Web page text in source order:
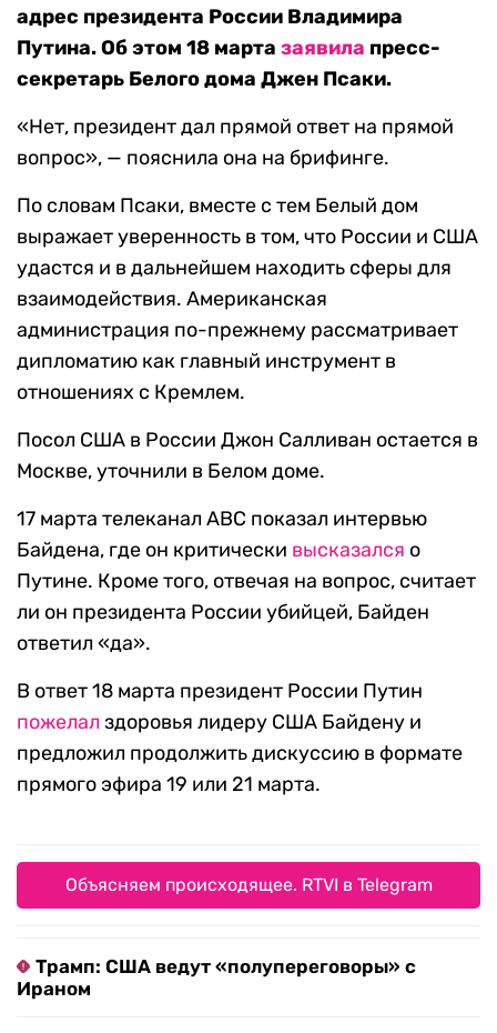
адрес президента России Владимира
Путина. Об этом 18 марта заявила пресс-
секретарь Белого дома Джен Псаки.
«Нет, президент дал прямой ответ на прямой
вопрос», — пояснила она на брифинге.
По словам Псаки, вместе с тем Белый дом
выражает уверенность в том, что России и США
удастся и в дальнейшем находить сферы для
взаимодействия. Американская
администрация по-прежнему рассматривает
дипломатию как главный инструмент в
отношениях с Кремлем.
Посол США в России Джон Салливан остается в
Москве, уточнили в Белом доме.
17 марта телеканал ABC показал интервью
Байдена, где он критически высказался о
Путине. Кроме того, отвечая на вопрос, считает
ли он президента России убийцей, Байден
ответил «да».
В ответ 18 марта президент России Путин
пожелал здоровья лидеру США Байдену и
предложил продолжить дискуссию в формате
прямого эфира 19 или 21 марта.
Объясняем происходящее. RTVI в Telegram
Трамп: США ведут «полупереговоры» с
Ираном